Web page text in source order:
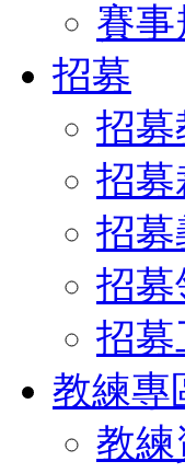
賽事
招募
招募
招募
招募
招募
招募
教練專
教練